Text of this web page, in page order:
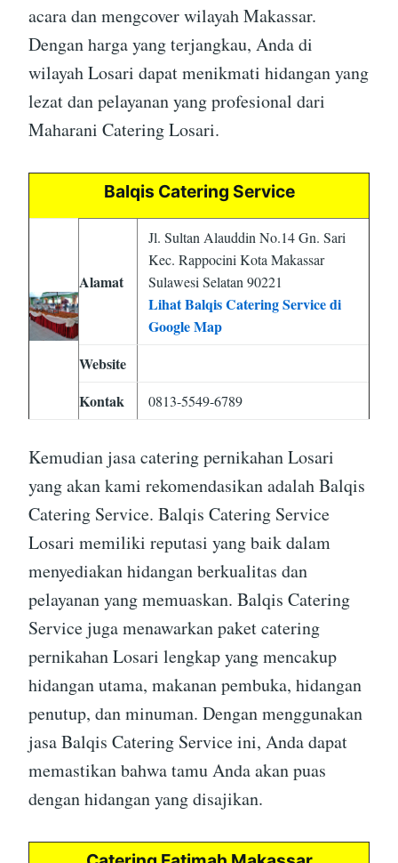
acara dan mengcover wilayah Makassar.
Dengan harga yang terjangkau, Anda di
wilayah Losari dapat menikmati hidangan yang
lezat dan pelayanan yang profesional dari
Maharani Catering Losari.
Balqis Catering Service
Alamat
Jl. Sultan Alauddin No.14 Gn. Sari
Kec. Rappocini Kota Makassar
Sulawesi Selatan 90221
Lihat Balqis Catering Service di
Google Map
Website
Kontak
0813-5549-6789
Kemudian jasa catering pernikahan Losari
yang akan kami rekomendasikan adalah Balqis
Catering Service. Balqis Catering Service
Losari memiliki reputasi yang baik dalam
menyediakan hidangan berkualitas dan
pelayanan yang memuaskan. Balqis Catering
Service juga menawarkan paket catering
pernikahan Losari lengkap yang mencakup
hidangan utama, makanan pembuka, hidangan
penutup, dan minuman. Dengan menggunakan
jasa Balqis Catering Service ini, Anda dapat
memastikan bahwa tamu Anda akan puas
dengan hidangan yang disajikan.